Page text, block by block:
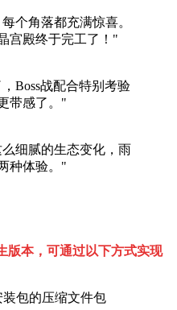
个角落都充满惊喜。
宫殿终于完工了！"
Boss战配合特别考验
带感了。"
细腻的生态变化，雨
种体验。"
版本，可通过以下方式实现
包的压缩文件包